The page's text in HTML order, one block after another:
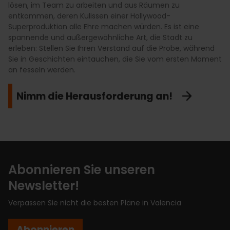
lösen, im Team zu arbeiten und aus Räumen zu
entkommen, deren Kulissen einer Hollywood-
Superproduktion alle Ehre machen würden. Es ist eine
spannende und außergewöhnliche Art, die Stadt zu
erleben: Stellen Sie Ihren Verstand auf die Probe, während
Sie in Geschichten eintauchen, die Sie vom ersten Moment
an fesseln werden.
Nimm die Herausforderung an!
schrumpfen Sie auf Zwergengröße oder verlieren Sie sich
in Räumen mit unendlichen Spiegeln. Es ist ein
verblüffendes visuelles Erlebnis, das mit Ihrer
Wahrnehmung spielt und Ihnen eine Galerie voller
unglaublicher Erinnerungen garantiert. Vergessen Sie nicht,
Ihren Handy-Akku aufzuladen!
spanische Gitarre und der Gesang Sie vor Emotionen
erzittern lassen. Es ist eine Injektion aus reinem
Kunstgenuss und Duende, die die mediterrane
Leidenschaft in einer Architektur spürbar macht, in der die
Zeit stehen geblieben zu sein scheint.
Spüren Sie das Duende!
Wunschbrunnen unter dem Mercado Central blicken oder
ein immersives 4D-Virtual-Reality-Erlebnis mit dem Piraten
Dragut und den Dinosauriern genießen, die einst unsere
Region bewohnten. Es ist die perfekte Kombination aus
Kultur, visuellen Effekten, die der Logik trotzen, und purem
Spaß, um unsere Wurzeln auf originelle und überraschende
Weise kennenzulernen.
Entdecken Sie die Geschichte!
Abonnieren Sie unseren
Newsletter!
Verpassen Sie nicht die besten Pläne in Valencia